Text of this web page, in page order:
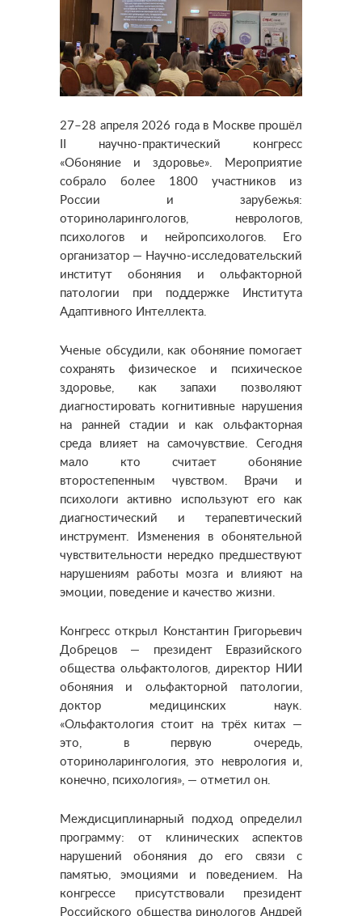
27–28 апреля 2026 года в Москве прошёл
II научно-практический конгресс
«Обоняние и здоровье». Мероприятие
собрало более 1800 участников из
России и зарубежья:
оториноларингологов, неврологов,
психологов и нейропсихологов. Его
организатор — Научно-исследовательский
институт обоняния и ольфакторной
патологии при поддержке Института
Адаптивного Интеллекта.
Ученые обсудили, как обоняние помогает
сохранять физическое и психическое
здоровье, как запахи позволяют
диагностировать когнитивные нарушения
на ранней стадии и как ольфакторная
среда влияет на самочувствие. Сегодня
мало кто считает обоняние
второстепенным чувством. Врачи и
психологи активно используют его как
диагностический и терапевтический
инструмент. Изменения в обонятельной
чувствительности нередко предшествуют
нарушениям работы мозга и влияют на
эмоции, поведение и качество жизни.
Конгресс открыл Константин Григорьевич
Добрецов — президент Евразийского
общества ольфактологов, директор НИИ
обоняния и ольфакторной патологии,
доктор медицинских наук.
«Ольфактология стоит на трёх китах —
это, в первую очередь,
оториноларингология, это неврология и,
конечно, психология», — отметил он.
Междисциплинарный подход определил
программу: от клинических аспектов
нарушений обоняния до его связи с
памятью, эмоциями и поведением. На
конгрессе присутствовали президент
Российского общества ринологов Андрей